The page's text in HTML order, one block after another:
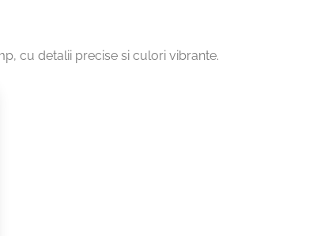
cu detalii precise si culori vibrante.